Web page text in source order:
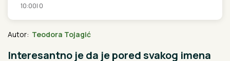
10:00| 0
Autor: Teodora Tojagić
Interesantno je da je pored svakog imena